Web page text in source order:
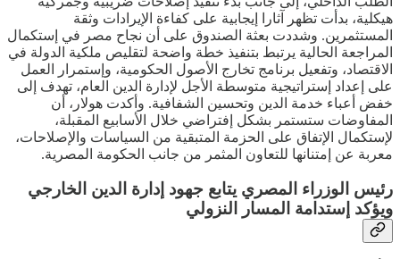
هيكلية، بدأت تظهر آثارا إيجابية على كفاءة الإيرادات وثقة
المستثمرين. وشددت بعثة الصندوق على أن نجاح مصر في إستكمال
المراجعة الحالية يرتبط بتنفيذ خطة واضحة لتقليص ملكية الدولة في
الاقتصاد، وتفعيل برنامج تخارج الأصول الحكومية، وإستمرار العمل
على إعداد إستراتيجية متوسطة الأجل لإدارة الدين العام، تهدف إلى
خفض أعباء خدمة الدين وتحسين الشفافية. وأكدت هولار، أن
المفاوضات ستستمر بشكل إفتراضي خلال الأسابيع المقبلة،
لإستكمال الإتفاق على الحزمة المتبقية من السياسات والإصلاحات،
معربة عن إمتنانها للتعاون المثمر من جانب الحكومة المصرية.
رئيس الوزراء المصري يتابع جهود إدارة الدين الخارجي
ويؤكد إستدامة المسار النزولي